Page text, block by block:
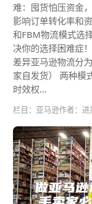
难：​​囤货怕压资金
影响订单转化率和
和FBM物流模式选
决你的选择困难症
差异亚马逊物流分
家自发货）​​ 两种模
时效权...
栏目：亚马逊作者：进